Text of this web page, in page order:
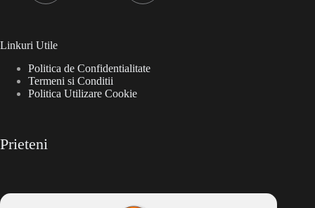
Linkuri Utile
Politica de Confidentialitate
Termeni si Conditii
Politica Utilizare Cookie
Prieteni